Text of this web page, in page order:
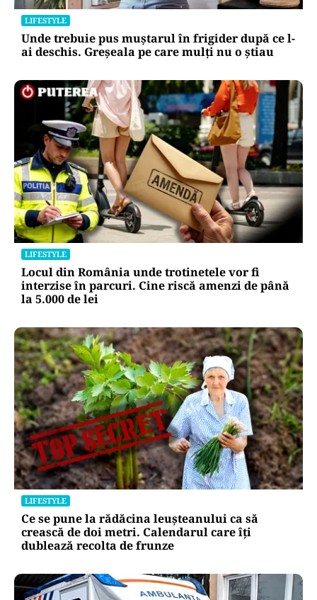
LIFESTYLE
Unde trebuie pus muștarul în frigider după ce l-
ai deschis. Greșeala pe care mulți nu o știau
LIFESTYLE
Locul din România unde trotinetele vor fi
interzise în parcuri. Cine riscă amenzi de până
la 5.000 de lei
LIFESTYLE
Ce se pune la rădăcina leușteanului ca să
crească de doi metri. Calendarul care îți
dublează recolta de frunze